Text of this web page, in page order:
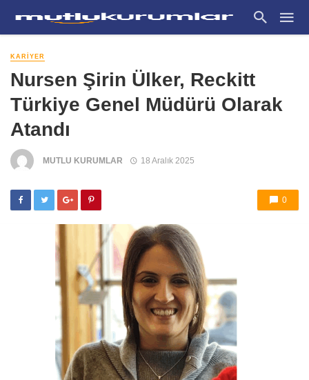
KARIYER
Nursen Şirin Ülker, Reckitt
Türkiye Genel Müdürü Olarak
Atandı
MUTLU KURUMLAR 18 Aralık 2025
0